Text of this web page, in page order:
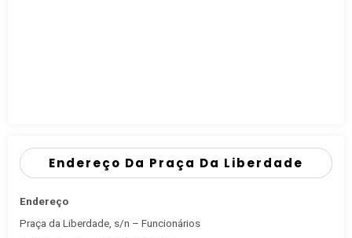
Endereço Da Praça Da Liberdade
Endereço
Praça da Liberdade, s/n – Funcionários